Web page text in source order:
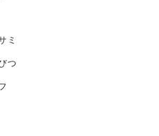
ミ
つ